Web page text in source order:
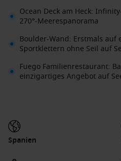
Ocean Deck am Heck:
270°-Meerespanorama
Boulder-Wand: Erstmals auf
Sportklettern ohne Seil auf
Fuego Familienrestaurant:
einzigartiges Angebot auf
Spanien